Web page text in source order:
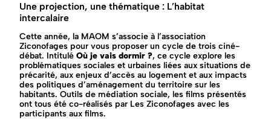
Une projection, une thématique : L’habitat
intercalaire
Cette année, la MAOM s’associe à l’association
Ziconofages pour vous proposer un cycle de trois ciné-
débat. Intitulé Où je vais dormir ?, ce cycle explore les
problématiques sociales et urbaines liées aux situations de
précarité, aux enjeux d’accès au logement et aux impacts
des politiques d’aménagement du territoire sur les
habitants. Outils de médiation sociale, les films présentés
ont tous été co-réalisés par Les Ziconofages avec les
participants aux films.